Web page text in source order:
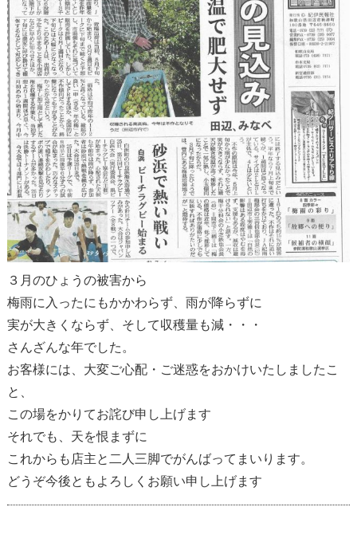
３月のひょうの被害から
梅雨に入ったにもかかわらず、雨が降らずに
実が大きくならず、そして収穫量も減・・・
さんざんな年でした。
お客様には、大変ご心配・ご迷惑をおかけいたしましたこ
と、
この場をかりてお詫び申し上げます
それでも、天を恨まずに
これからも店主と二人三脚でがんばってまいります。
どうぞ今後ともよろしくお願い申し上げます